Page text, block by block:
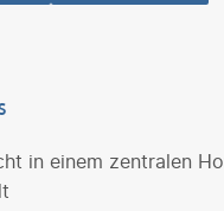
in einem zentralen